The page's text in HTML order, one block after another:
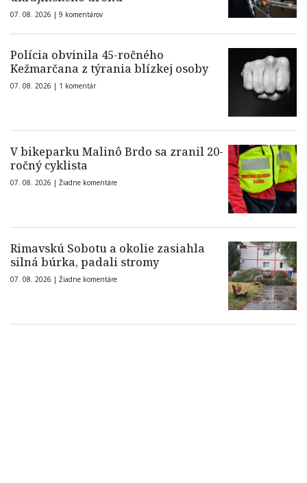
07. 08. 2026 | 9 komentárov
Polícia obvinila 45-ročného
Kežmarčana z týrania blízkej osoby
07. 08. 2026 | 1 komentár
V bikeparku Malinô Brdo sa zranil 20-
ročný cyklista
07. 08. 2026 | Žiadne komentáre
Rimavskú Sobotu a okolie zasiahla
silná búrka, padali stromy
07. 08. 2026 | Žiadne komentáre